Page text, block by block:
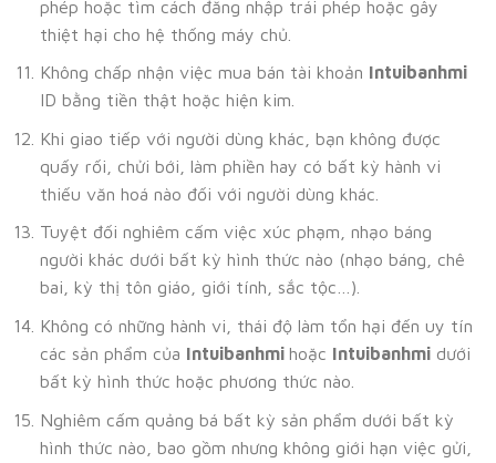
phép hoặc tìm cách đăng nhập trái phép hoặc gây
thiệt hại cho hệ thống máy chủ.
Không chấp nhận việc mua bán tài khoản Intuibanhmi
ID bằng tiền thật hoặc hiện kim.
Khi giao tiếp với người dùng khác, bạn không được
quấy rối, chửi bới, làm phiền hay có bất kỳ hành vi
thiếu văn hoá nào đối với người dùng khác.
Tuyệt đối nghiêm cấm việc xúc phạm, nhạo báng
người khác dưới bất kỳ hình thức nào (nhạo báng, chê
bai, kỳ thị tôn giáo, giới tính, sắc tộc…).
Không có những hành vi, thái độ làm tổn hại đến uy tín
các sản phẩm của Intuibanhmi hoặc Intuibanhmidưới
bất kỳ hình thức hoặc phương thức nào.
Nghiêm cấm quảng bá bất kỳ sản phẩm dưới bất kỳ
hình thức nào, bao gồm nhưng không giới hạn việc gửi,